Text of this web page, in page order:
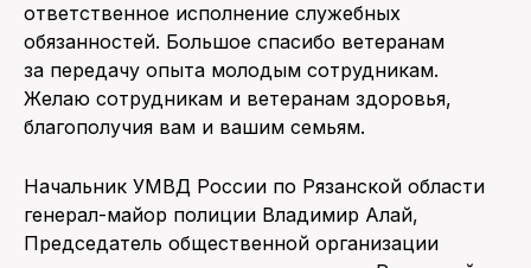
ответственное исполнение служебных
обязанностей. Большое спасибо ветеранам
за передачу опыта молодым сотрудникам.
Желаю сотрудникам и ветеранам здоровья,
благополучия вам и вашим семьям.
Начальник УМВД России по Рязанской области
генерал-майор полиции Владимир Алай,
Председатель общественной организации